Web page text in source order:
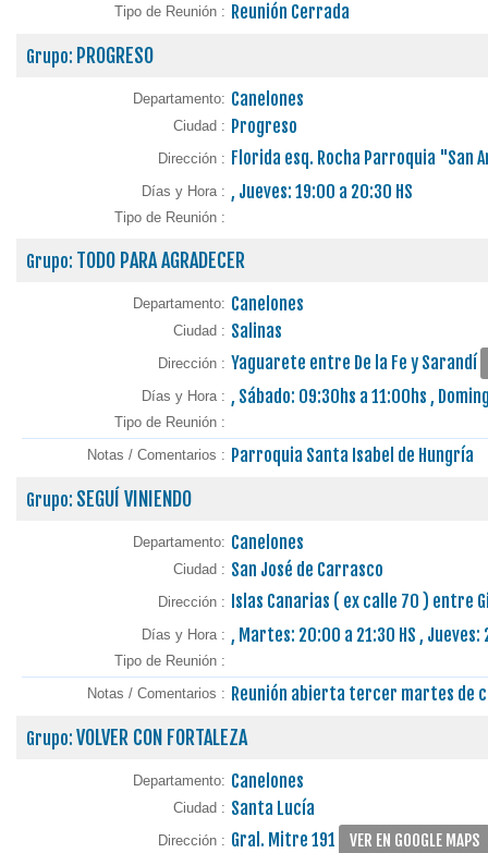
Tipo de Reunión : Reunión Cerrada
Grupo: PROGRESO
Departamento: Canelones
Ciudad : Progreso
Dirección : Florida esq. Rocha Parroquia
Días y Hora : , Jueves: 19:00 a 20:30 HS
Tipo de Reunión :
Grupo: TODO PARA AGRADECER
Departamento: Canelones
Ciudad : Salinas
Dirección : Yaguarete entre De la Fe y Sarandí
Días y Hora : , Sábado: 09:30hs a 11:00hs ,
Tipo de Reunión :
Notas / Comentarios : Parroquia Santa Isabel de Hungría
Grupo: SEGUÍ VINIENDO
Departamento: Canelones
Ciudad : San José de Carrasco
Dirección : Islas Canarias ( ex calle 70 ) entre
Días y Hora : , Martes: 20:00 a 21:30 HS , Jueves:
Tipo de Reunión :
Notas / Comentarios : Reunión abierta tercer martes de
Grupo: VOLVER CON FORTALEZA
Departamento: Canelones
Ciudad : Santa Lucía
Dirección : Gral. Mitre 191 VER EN GOOGLE MAPS